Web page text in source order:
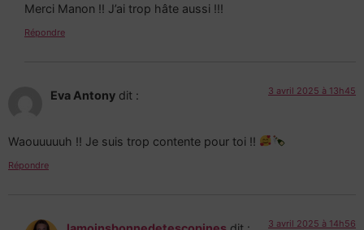
Merci Manon !! J’ai trop hâte aussi !!!
Répondre
Eva Antony dit : 3 avril 2025 à 13h45
Waouuuuuh !! Je suis trop contente pour toi !!
Répondre
3 avril 2025 à 14h56